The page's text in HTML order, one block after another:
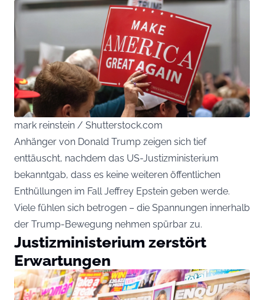
mark reinstein / Shutterstock.com
Anhänger von Donald Trump zeigen sich tief
enttäuscht, nachdem das US-Justizministerium
bekanntgab, dass es keine weiteren öffentlichen
Enthüllungen im Fall Jeffrey Epstein geben werde.
Viele fühlen sich betrogen – die Spannungen innerhalb
der Trump-Bewegung nehmen spürbar zu.
Justizministerium zerstört
Erwartungen